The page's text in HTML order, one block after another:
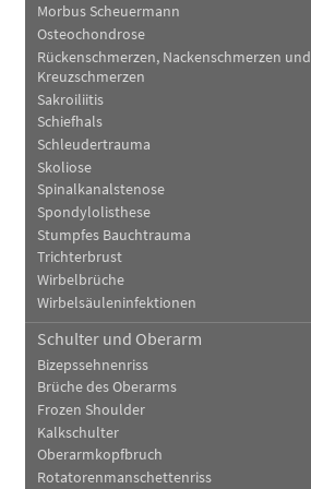
Morbus Scheuermann
Osteochondrose
Rückenschmerzen, Nackenschmerzen und
Kreuzschmerzen
Sakroiliitis
Schiefhals
Schleudertrauma
Skoliose
Spinalkanalstenose
Spondylolisthese
Stumpfes Bauchtrauma
Trichterbrust
Wirbelbrüche
Wirbelsäuleninfektionen
Schulter und Oberarm
Bizepssehnenriss
Brüche des Oberarms
Frozen Shoulder
Kalkschulter
Oberarmkopfbruch
Rotatorenmanschettenriss